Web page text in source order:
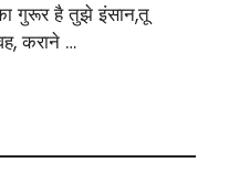
गुरूर है तुझे इंसान,तू
कराने …